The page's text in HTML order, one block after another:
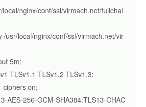
nginx/conf/ssl/virmach.net/fullchai
/usr/local/nginx/conf/ssl/virmach.net/vir
5m;
TLSv1.1 TLSv1.2 TLSv1.3;
on;
AES-256-GCM-SHA384:TLS13-CHAC